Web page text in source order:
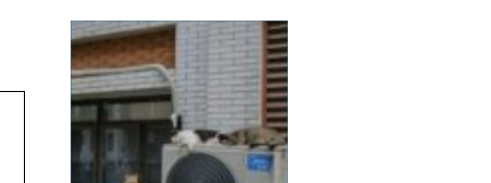
växlande regn, snö, is
och starka vindar ställer
höga krav på takets
konstruktion, materialval
och utförande. Ett
genomtänkt ta...